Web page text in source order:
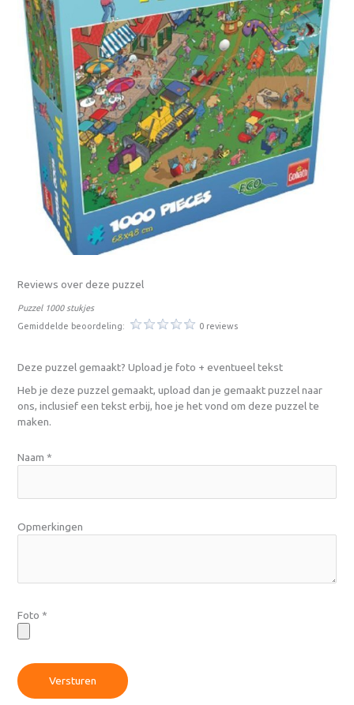
Reviews over deze puzzel
Puzzel 1000 stukjes
Gemiddelde beoordeling:
0 reviews
Deze puzzel gemaakt? Upload je foto + eventueel tekst
Heb je deze puzzel gemaakt, upload dan je gemaakt puzzel naar
ons, inclusief een tekst erbij, hoe je het vond om deze puzzel te
maken.
Naam *
Opmerkingen
Foto *
Versturen